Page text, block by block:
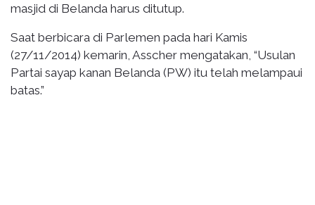
masjid di Belanda harus ditutup.
Saat berbicara di Parlemen pada hari Kamis
(27/11/2014) kemarin, Asscher mengatakan, “Usulan
Partai sayap kanan Belanda (PW) itu telah melampaui
batas.”